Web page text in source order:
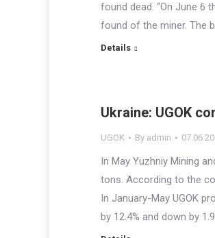
found dead. “On June 6
found of the miner. The
Details
Ukraine: UGOK
UGOK By admin
In May Yuzhniy Mining
tons. According to the
In January-May UGOK
by 12.4% and down by